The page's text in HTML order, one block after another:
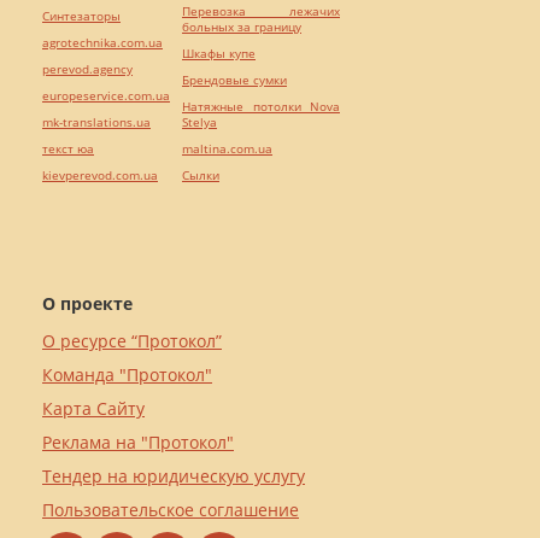
О проекте
О ресурсе “Протокол”
Команда "Протокол"
Карта Сайту
Реклама на "Протокол"
Тендер на юридическую услугу
Пользовательское соглашение
Синтезаторы
agrotechnika.com.ua
perevod.agency
europeservice.com.ua
mk-translations.ua
текст юа
kievperevod.com.ua
Перевозка лежачих
больных за границу
Шкафы купе
Брендовые сумки
Натяжные потолки Nova
Stelya
maltina.com.ua
Cылки